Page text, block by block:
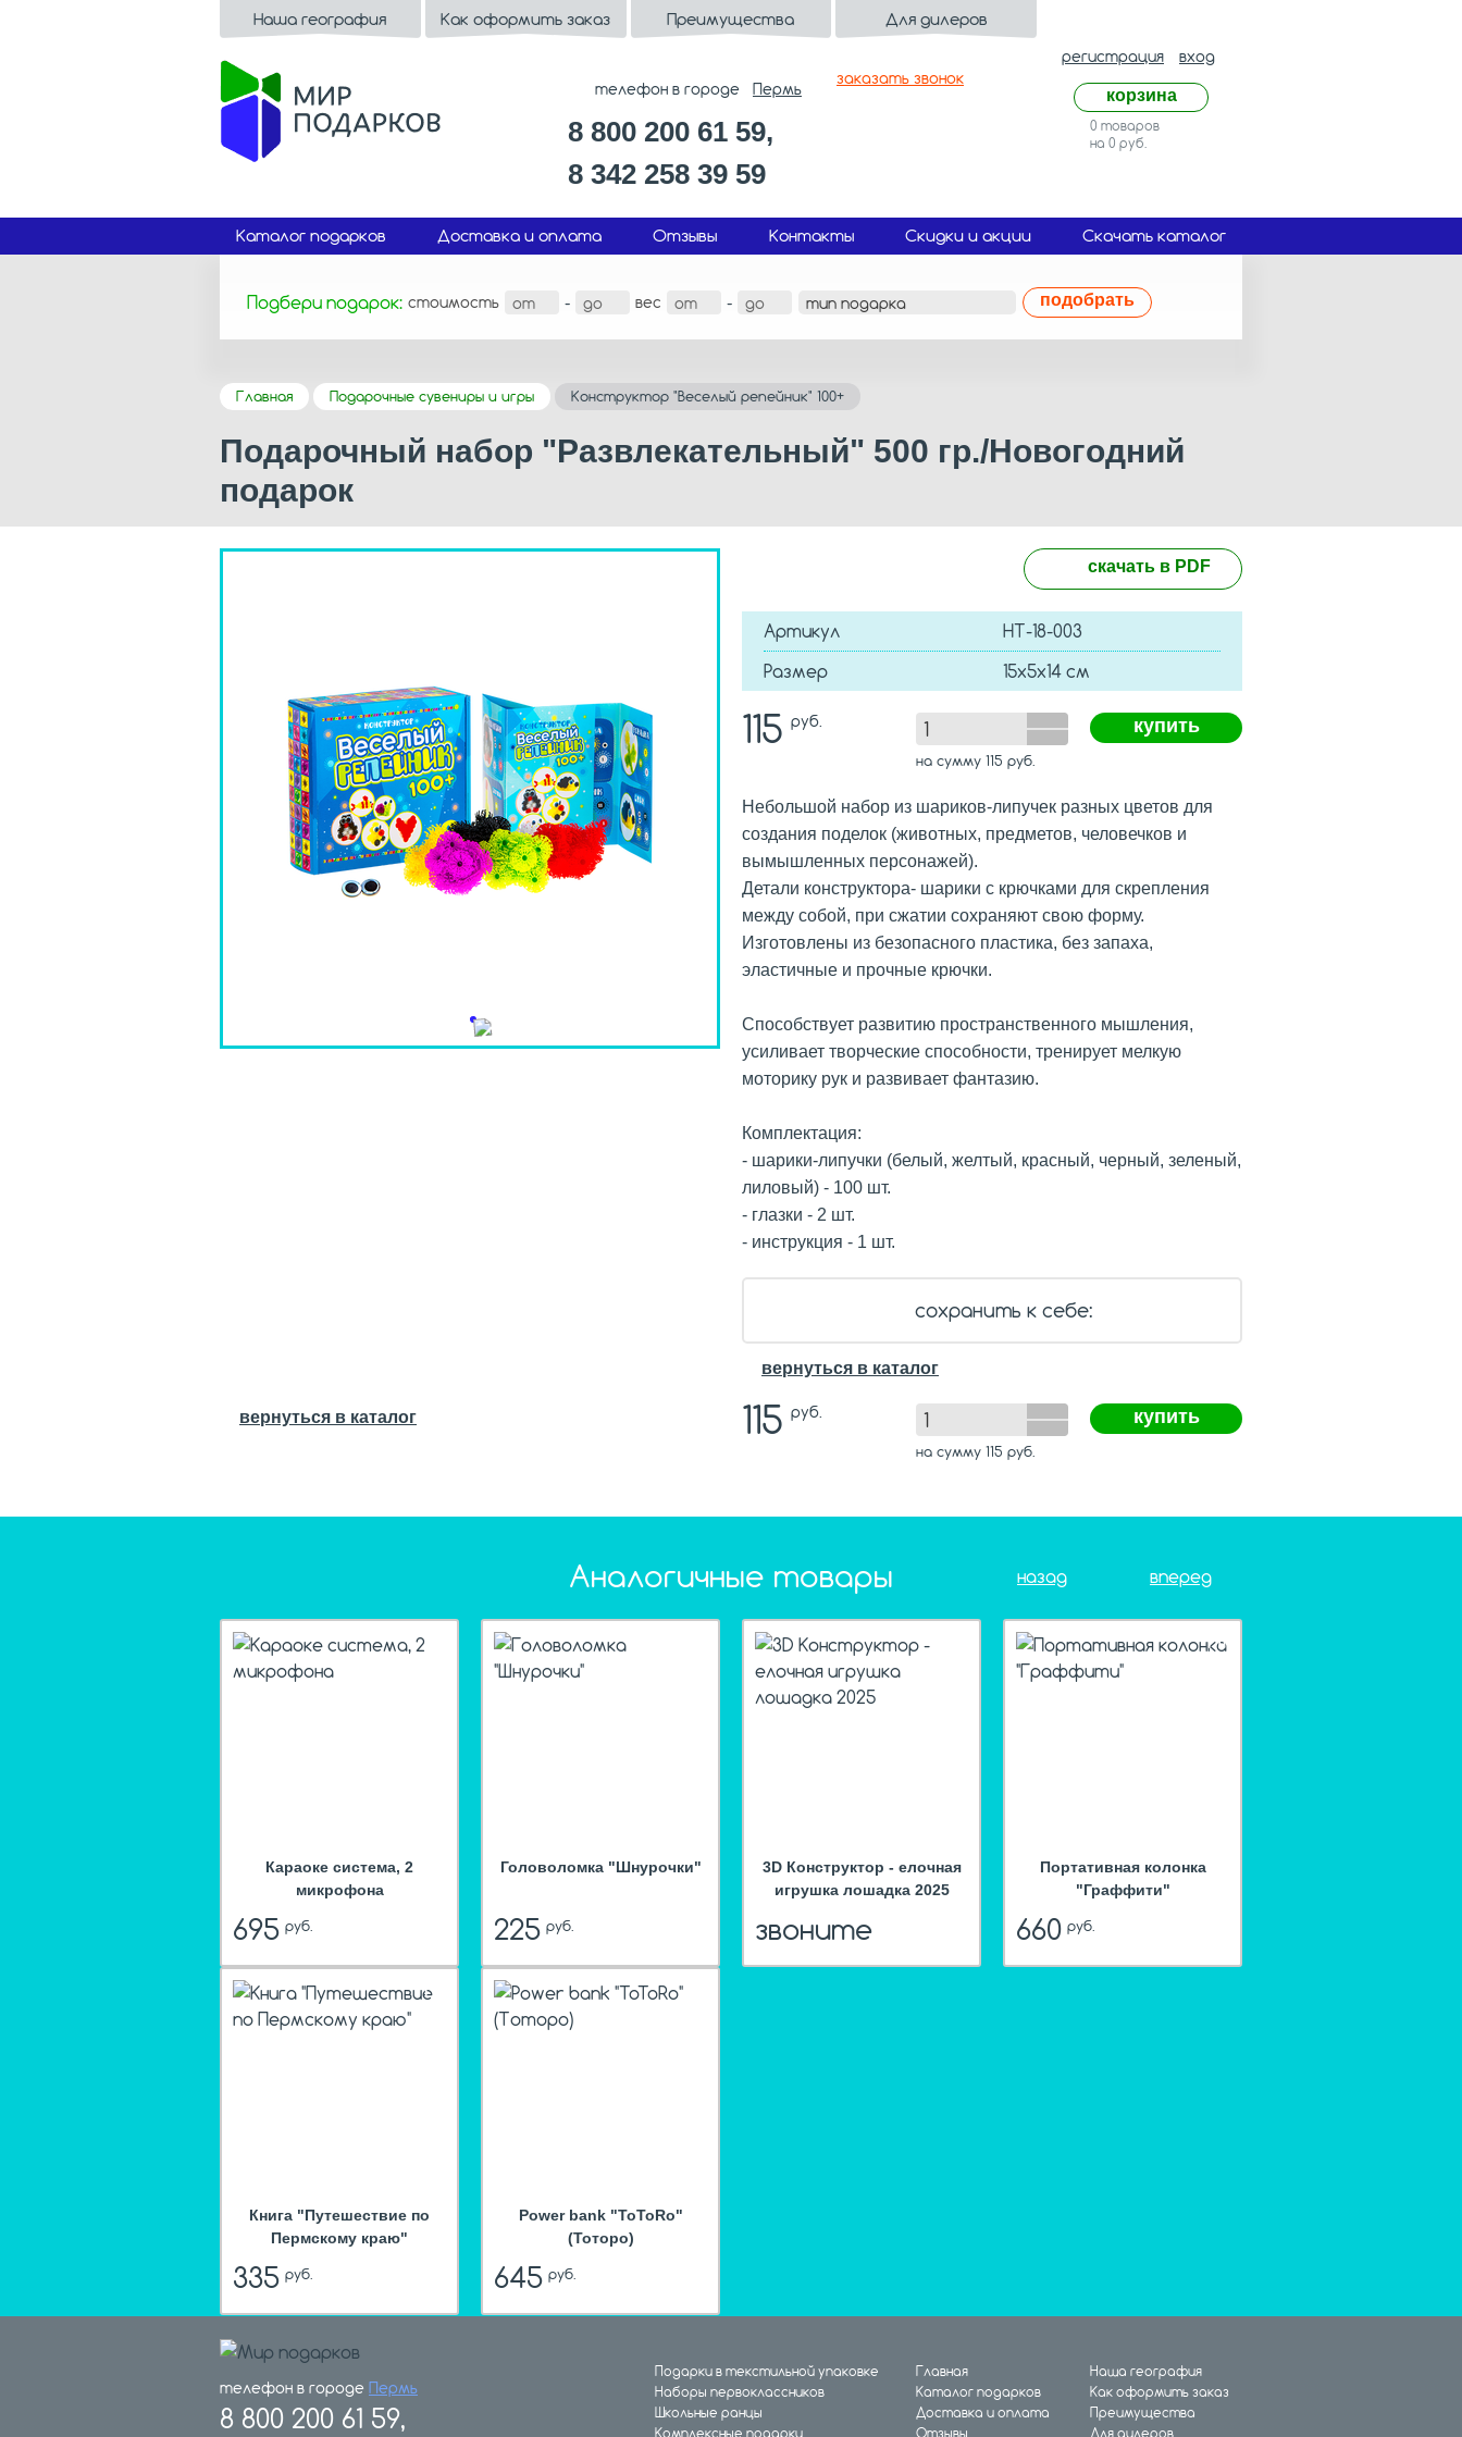
Наша география Как оформить заказ Преимущества Для дилеров
телефон в городе Пермь
заказать звонок
8 800 200 61 59,
8 342 258 39 59
регистрация вход
корзина
0 товаров
на 0 руб.
Каталог подарков Доставка и оплата Отзывы Контакты Скидки и акции Скачать каталог
Подбери подарок: стоимость - вес - подобрать
Главная Подарочные сувениры и игры Конструктор "Веселый репейник" 100+
Подарочный набор "Развлекательный" 500 гр./Новогодний
подарок
скачать в PDF
Артикул
HT-18-003
Размер
15х5х14 см
115 руб.
на сумму 115 руб.
купить
Небольшой набор из шариков-липучек разных цветов для
создания поделок (животных, предметов, человечков и
вымышленных персонажей).
Детали конструктора- шарики с крючками для скрепления
между собой, при сжатии сохраняют свою форму.
Изготовлены из безопасного пластика, без запаха,
эластичные и прочные крючки.
Способствует развитию пространственного мышления,
усиливает творческие способности, тренирует мелкую
моторику рук и развивает фантазию.
Комплектация:
- шарики-липучки (белый, желтый, красный, черный, зеленый,
лиловый) - 100 шт.
- глазки - 2 шт.
- инструкция - 1 шт.
сохранить к себе:
вернуться в каталог
вернуться в каталог 115 руб.
на сумму 115 руб.
купить
Аналогичные товары назад вперед
Караоке система, 2
микрофона
695руб.
hit
Головоломка "Шнурочки"
225руб.
3D Конструктор - елочная
игрушка лошадка 2025
звоните
Портативная колонка
"Граффити"
660руб.
hit
Книга "Путешествие по
Пермскому краю"
335руб.
hit
Power bank "ToToRo"
(Тоторо)
645руб.
телефон в городе Пермь
8 800 200 61 59,
Подарки в текстильной упаковке
Наборы первоклассников
Школьные ранцы
Комплексные подарки
Главная
Каталог подарков
Доставка и оплата
Отзывы
Наша география
Как оформить заказ
Преимущества
Для дилеров